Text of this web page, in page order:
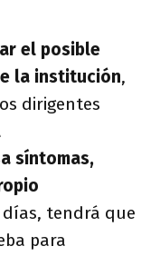
el posible
la institución,
dirigentes
síntomas,
tendrá que
para